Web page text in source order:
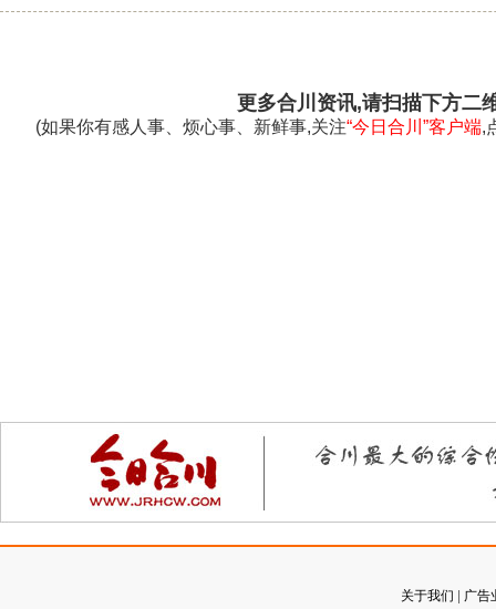
更多合川资讯,请扫描下方二
(如果你有感人事、烦心事、新鲜事,关注“今日合川”客户端,
关于我们 | 广告